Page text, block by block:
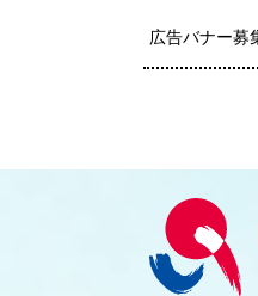
広告バナー募